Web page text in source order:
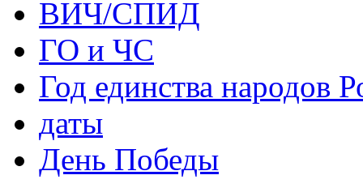
ВИЧ/СПИД
ГО и ЧС
Год единства народов
даты
День Победы